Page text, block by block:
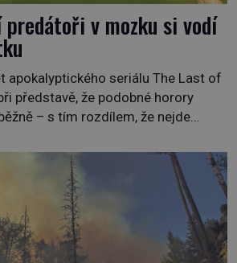
v mozku si vodí
apokalyptického seriálu The Last of
představě, že podobné horory
– s tím rozdílem, že nejde
nesrovnatelně jednodušší
Najít skutečné zombie není nic
přírodě. […]